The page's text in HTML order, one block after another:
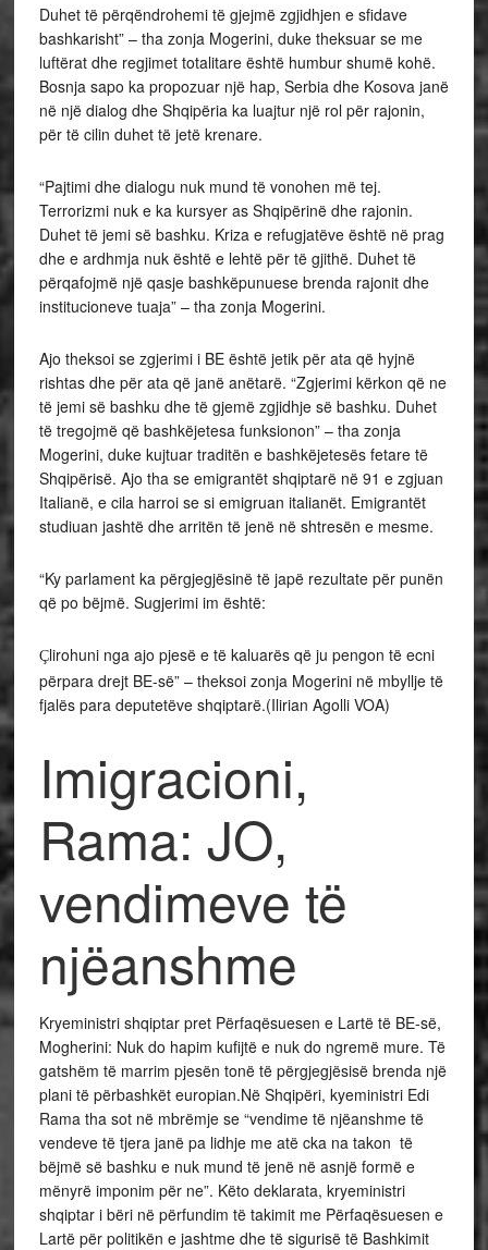
Duhet të përqëndrohemi të gjejmë zgjidhjen e sfidave
bashkarisht” – tha zonja Mogerini, duke theksuar se me
luftërat dhe regjimet totalitare është humbur shumë kohë.
Bosnja sapo ka propozuar një hap, Serbia dhe Kosova janë
në një dialog dhe Shqipëria ka luajtur një rol për rajonin,
për të cilin duhet të jetë krenare.
“Pajtimi dhe dialogu nuk mund të vonohen më tej.
Terrorizmi nuk e ka kursyer as Shqipërinë dhe rajonin.
Duhet të jemi së bashku. Kriza e refugjatëve është në prag
dhe e ardhmja nuk është e lehtë për të gjithë. Duhet të
përqafojmë një qasje bashkëpunuese brenda rajonit dhe
institucioneve tuaja” – tha zonja Mogerini.
Ajo theksoi se zgjerimi i BE është jetik për ata që hyjnë
rishtas dhe për ata që janë anëtarë. “Zgjerimi kërkon që ne
të jemi së bashku dhe të gjemë zgjidhje së bashku. Duhet
të tregojmë që bashkëjetesa funksionon” – tha zonja
Mogerini, duke kujtuar traditën e bashkëjetesës fetare të
Shqipërisë. Ajo tha se emigrantët shqiptarë në 91 e zgjuan
Italianë, e cila harroi se si emigruan italianët. Emigrantët
studiuan jashtë dhe arritën të jenë në shtresën e mesme.
“Ky parlament ka përgjegjësinë të japë rezultate për punën
që po bëjmë. Sugjerimi im është:
Çlirohuni nga ajo pjesë e të kaluarës që ju pengon të ecni
përpara drejt BE-së” – theksoi zonja Mogerini në mbyllje të
fjalës para deputetëve shqiptarë.(Ilirian Agolli VOA)
Imigracioni,
Rama: JO,
vendimeve të
njëanshme
Kryeministri shqiptar pret Përfaqësuesen e Lartë të BE-së,
Mogherini: Nuk do hapim kufijtë e nuk do ngremë mure. Të
gatshëm të marrim pjesën tonë të përgjegjësisë brenda një
plani të përbashkët europian.Në Shqipëri, kyeministri Edi
Rama tha sot në mbrëmje se “vendime të njëanshme të
vendeve të tjera janë pa lidhje me atë cka na takon të
bëjmë së bashku e nuk mund të jenë në asnjë formë e
mënyrë imponim për ne”. Këto deklarata, kryeministri
shqiptar i bëri në përfundim të takimit me Përfaqësuesen e
Lartë për politikën e jashtme dhe të sigurisë të Bashkimit